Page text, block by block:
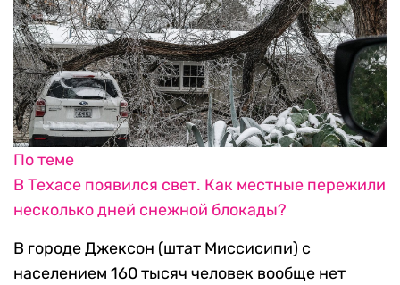
По теме
В Техасе появился свет. Как местные пережили
несколько дней снежной блокады?
В городе Джексон (штат Миссисипи) с
населением 160 тысяч человек вообще нет